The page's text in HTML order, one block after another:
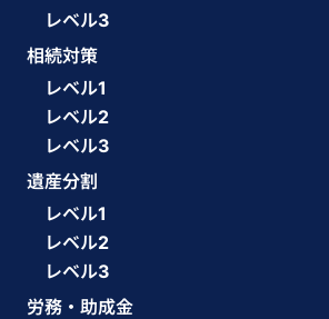
レベル3
相続対策
レベル1
レベル2
レベル3
遺産分割
レベル1
レベル2
レベル3
労務・助成金